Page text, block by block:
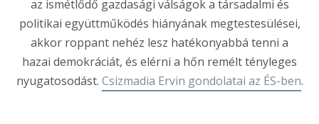
az ismétlődő gazdasági válságok a társadalmi és
politikai együttműködés hiányának megtestesülései,
akkor roppant nehéz lesz hatékonyabbá tenni a
hazai demokráciát, és elérni a hőn remélt tényleges
nyugatosodást. Csizmadia Ervin gondolatai az ÉS-ben.